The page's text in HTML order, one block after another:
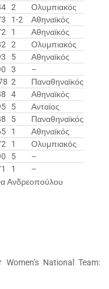
2
Ολυμπιακός
1-2
Αθηναϊκός
1
Αθηναϊκός
2
Ολυμπιακός
5
Αθηναϊκός
3
–
2
Παναθηναϊκός
4
Αθηναϊκός
5
Ανταίος
5
Παναθηναϊκός
1
Αθηναϊκός
1
Ολυμπιακός
5
–
1
–
Ανδρεοπούλου
National Team: